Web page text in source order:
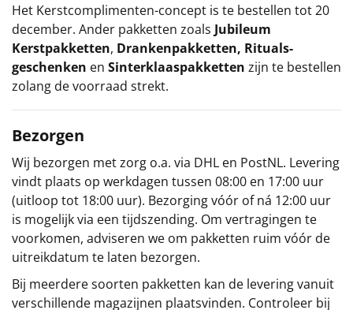
Het Kerstcomplimenten-concept is te bestellen tot 20
december. Ander pakketten zoals Jubileum
Kerstpakketten, Drankenpakketten, Rituals-
geschenken en Sinterklaaspakketten zijn te bestellen
zolang de voorraad strekt.
Bezorgen
Wij bezorgen met zorg o.a. via DHL en PostNL. Levering
vindt plaats op werkdagen tussen 08:00 en 17:00 uur
(uitloop tot 18:00 uur). Bezorging vóór of ná 12:00 uur
is mogelijk via een tijdszending. Om vertragingen te
voorkomen, adviseren we om pakketten ruim vóór de
uitreikdatum te laten bezorgen.
Bij meerdere soorten pakketten kan de levering vanuit
verschillende magazijnen plaatsvinden. Controleer bij